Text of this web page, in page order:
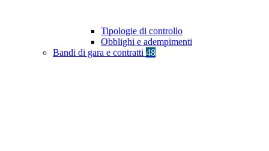
Tipologie di controllo
Obblighi e adempimenti
Bandi di gara e contratti 48